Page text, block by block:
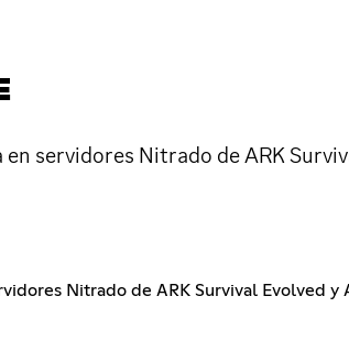
servidores Nitrado de ARK
Nitrado de ARK Survival Evolved